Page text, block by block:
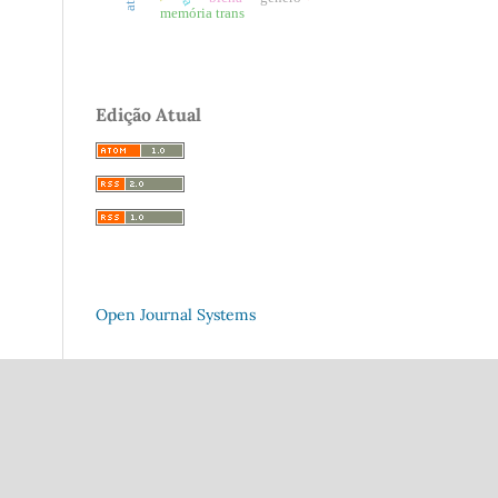
memória trans
Edição Atual
Open Journal Systems